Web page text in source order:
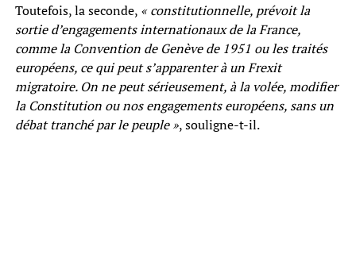
Toutefois, la seconde, « constitutionnelle, prévoit la
sortie d’engagements internationaux de la France,
comme la Convention de Genève de 1951 ou les traités
européens, ce qui peut s’apparenter à un Frexit
migratoire. On ne peut sérieusement, à la volée, modifier
la Constitution ou nos engagements européens, sans un
débat tranché par le peuple », souligne-t-il.